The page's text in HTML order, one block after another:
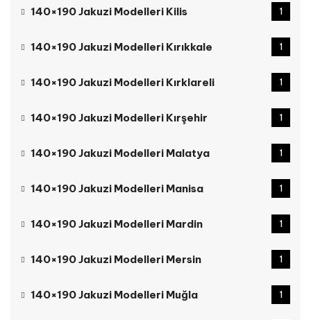
140×190 Jakuzi Modelleri Kilis 1
140×190 Jakuzi Modelleri Kırıkkale 1
140×190 Jakuzi Modelleri Kırklareli 1
140×190 Jakuzi Modelleri Kırşehir 1
140×190 Jakuzi Modelleri Malatya 1
140×190 Jakuzi Modelleri Manisa 1
140×190 Jakuzi Modelleri Mardin 1
140×190 Jakuzi Modelleri Mersin 1
140×190 Jakuzi Modelleri Muğla 1